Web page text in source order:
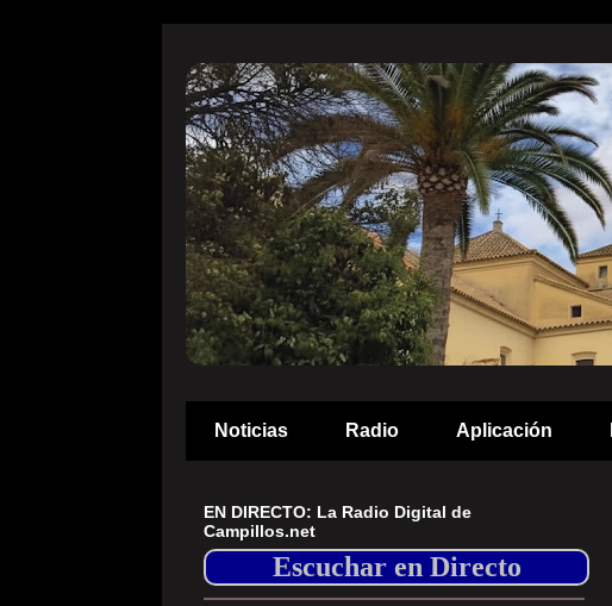
Noticias Radio Aplicación
EN DIRECTO: La Radio Digital de
Campillos.net
Escuchar en Directo